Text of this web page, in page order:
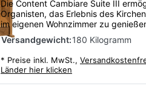
Die Content Cambiare Suite III
Organisten, das Erlebnis des
im eigenen Wohnzimmer zu
Versandgewicht:180 Kilogramm
* Preise inkl. MwSt.,
Länder hier klicken